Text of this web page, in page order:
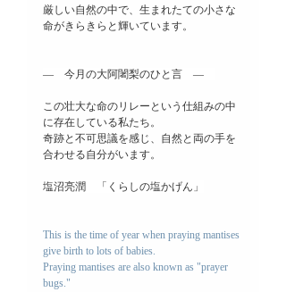
厳しい自然の中で、生まれたての小さな
命がきらきらと輝いています。
―　今月の大阿闍梨のひと言　―
この壮大な命のリレーという仕組みの中
に存在している私たち。
奇跡と不可思議を感じ、自然と両の手を
合わせる自分がいます。
塩沼亮潤　「くらしの塩かげん」
This is the time of year when praying mantises
give birth to lots of babies.
Praying mantises are also known as "prayer
bugs."